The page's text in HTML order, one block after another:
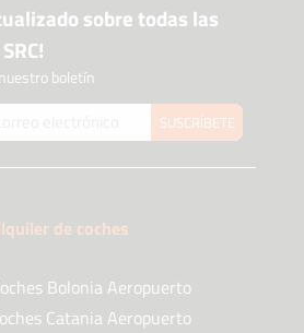
sobre todas las
boletín
SUSCRÍBETE
de coches
Bolonia Aeropuerto
Catania Aeropuerto